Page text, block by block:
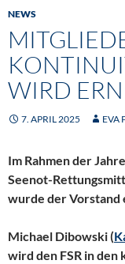
NEWS
WIRD
7. APRIL 2025 EVA
Im Rahmen der
Seenot-
wurde der Vorstand
Michael Dibowski (
wird den FSR in den